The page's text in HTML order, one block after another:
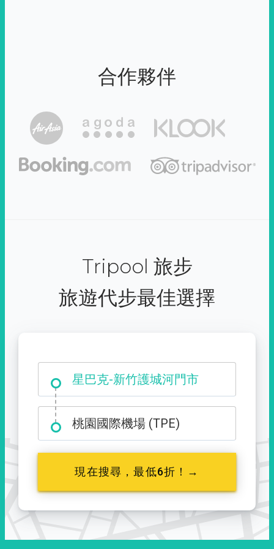
合作夥伴
Tripool 旅步
旅遊代步最佳選擇
星巴克-新竹護城河門市
大霸尖山登山口
桃園國際機場 (TPE)
現在搜尋，最低6折！→